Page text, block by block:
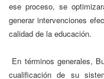
ese proceso, se
generar intervenciones
calidad de la educación.
En términos generales,
cualificación de su